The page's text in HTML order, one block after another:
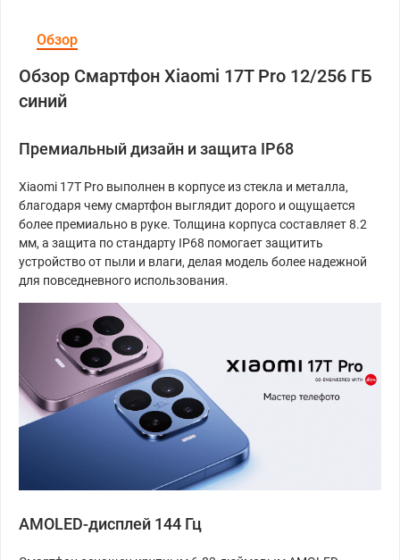
Обзор
Обзор Смартфон Xiaomi 17T Pro 12/256 ГБ
синий
Премиальный дизайн и защита IP68
Xiaomi 17T Pro выполнен в корпусе из стекла и металла,
благодаря чему смартфон выглядит дорого и ощущается
более премиально в руке. Толщина корпуса составляет 8.2
мм, а защита по стандарту IP68 помогает защитить
устройство от пыли и влаги, делая модель более надежной
для повседневного использования.
AMOLED-дисплей 144 Гц